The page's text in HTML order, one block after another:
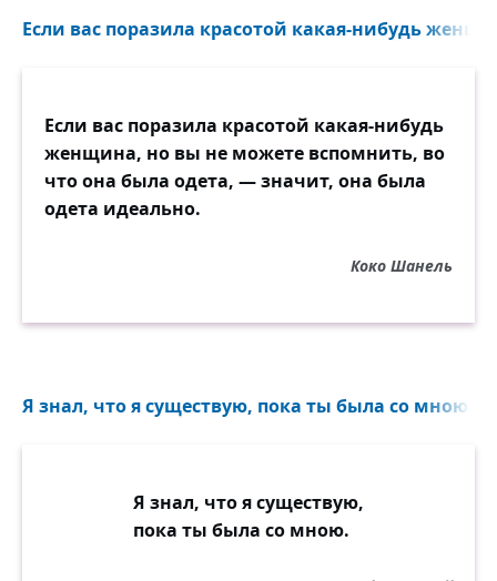
Если вас поразила красотой какая-нибудь
Если вас поразила красотой какая-нибудь
женщина, но вы не можете вспомнить, во
что она была одета, — значит, она была
одета идеально.
Коко Шанель
Я знал, что я существую, пока ты была со мною...
Я знал, что я существую,
пока ты была со мною.